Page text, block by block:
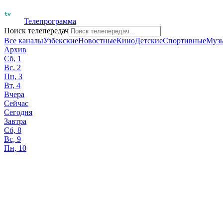
Телепрограмма
Поиск телепередач
Все каналыУзбекскиеНовостныеКиноДетскиеСпортивные
Архив
Сб, 1
Вс, 2
Пн, 3
Вт, 4
Вчера
Сейчас
Сегодня
Завтра
Сб, 8
Вс, 9
Пн, 10